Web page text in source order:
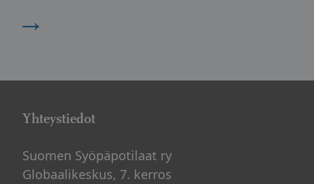
→
Yhteystiedot
Suomen Syöpäpotilaat ry
Globaalikeskus, 7. kerros